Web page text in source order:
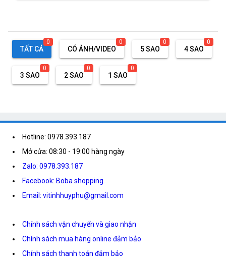
TẤT CẢ
0
CÓ ẢNH/VIDEO
0
5 SAO
0
4 SAO
0
3 SAO
0
2 SAO
0
1 SAO
0
Hotline: 0978.393.187
Mở cửa: 08:30 - 19:00 hàng ngày
Zalo: 0978.393.187
Facebook: Boba shopping
Email: vitinhhuyphu@gmail.com
Chính sách vận chuyển và giao nhận
Chính sách mua hàng online đảm bảo
Chính sách thanh toán đảm bảo